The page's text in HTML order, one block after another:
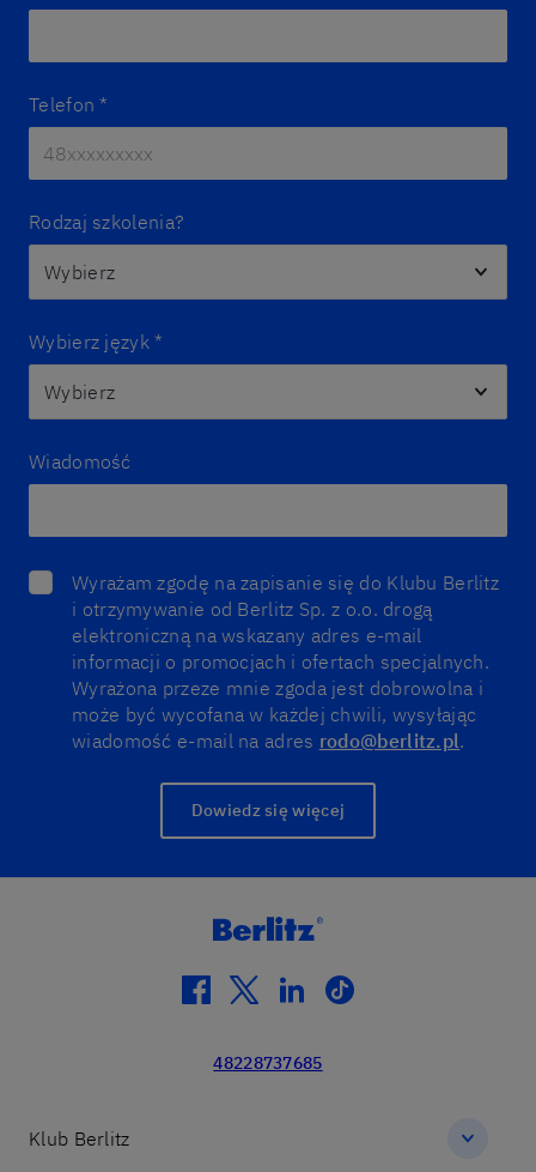
Telefon *
Rodzaj szkolenia?
Wybierz język *
Wiadomość
Wyrażam zgodę na zapisanie się do Klubu Berlitz
i otrzymywanie od Berlitz Sp. z o.o. drogą
elektroniczną na wskazany adres e-mail
informacji o promocjach i ofertach specjalnych.
Wyrażona przeze mnie zgoda jest dobrowolna i
może być wycofana w każdej chwili, wysyłając
wiadomość e-mail na adres rodo@berlitz.pl.
Dowiedz się więcej
facebook
twitterlinkedin
tiktok
48228737685
Klub Berlitz